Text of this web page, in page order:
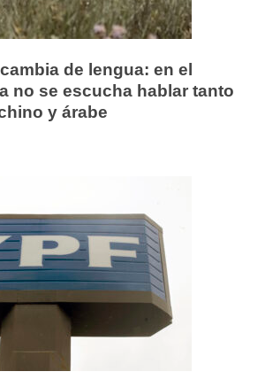
de lengua: en el
no se escucha hablar tanto
y árabe